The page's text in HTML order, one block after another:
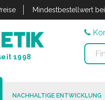
Mindestbestellwert
1998
NACHHALTIGE ENTWICKLUNG